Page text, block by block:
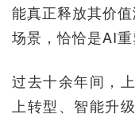
能真正释放其价
场景，恰恰是AI重
过去十余年间，
上转型、智能升